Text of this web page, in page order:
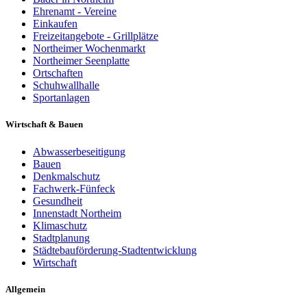
Ehrenamt - Vereine
Einkaufen
Freizeitangebote - Grillplätze
Northeimer Wochenmarkt
Northeimer Seenplatte
Ortschaften
Schuhwallhalle
Sportanlagen
Wirtschaft & Bauen
Abwasserbeseitigung
Bauen
Denkmalschutz
Fachwerk-Fünfeck
Gesundheit
Innenstadt Northeim
Klimaschutz
Stadtplanung
Städtebauförderung-Stadtentwicklung
Wirtschaft
Allgemein